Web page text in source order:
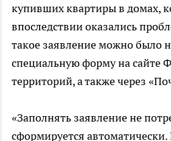
купивших квартиры в домах,
впоследствии оказались
такое заявление можно было
специальную форму на сайте
территорий, а также через
«Заполнять заявление не
сформируется автоматически.